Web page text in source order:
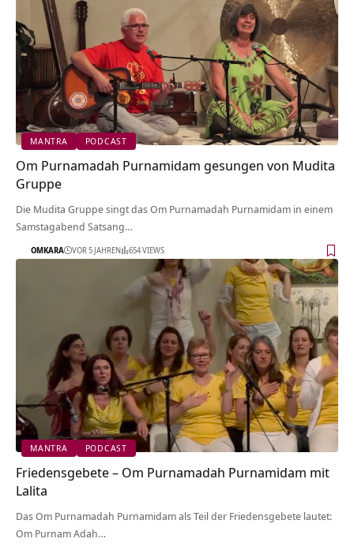
MANTRA PODCAST
Om Purnamadah Purnamidam gesungen von Mudita
Gruppe
Die Mudita Gruppe singt das Om Purnamadah Purnamidam in einem
Samstagabend Satsang…
OMKARA VOR 5 JAHREN 654 VIEWS
MANTRA PODCAST
Friedensgebete – Om Purnamadah Purnamidam mit
Lalita
Das Om Purnamadah Purnamidam als Teil der Friedensgebete lautet:
Om Purnam Adah…